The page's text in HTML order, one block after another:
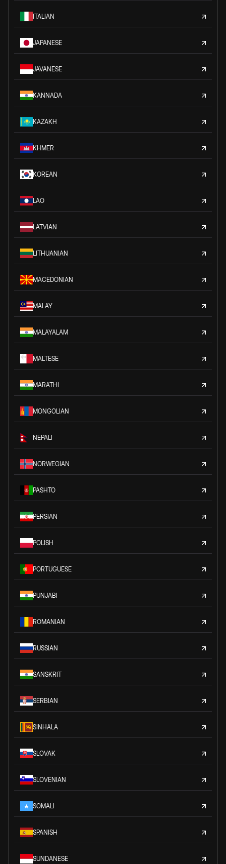
ITALIAN
JAPANESE
JAVANESE
KANNADA
KAZAKH
KHMER
KOREAN
LAO
LATVIAN
LITHUANIAN
MACEDONIAN
MALAY
MALAYALAM
MALTESE
MARATHI
MONGOLIAN
NEPALI
NORWEGIAN
PASHTO
PERSIAN
POLISH
PORTUGUESE
PUNJABI
ROMANIAN
RUSSIAN
SANSKRIT
SERBIAN
SINHALA
SLOVAK
SLOVENIAN
SOMALI
SPANISH
SUNDANESE